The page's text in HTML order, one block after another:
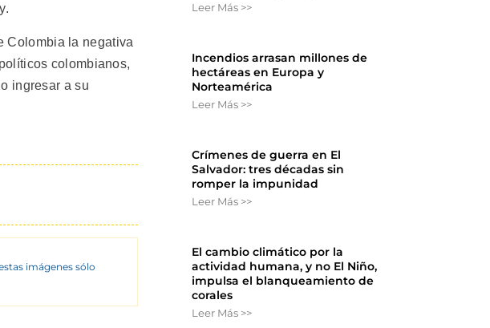
Colombia la negativa
colombianos,
ingresar a su
imágenes sólo
Leer Más >>
Incendios arrasan millones de
hectáreas en Europa y
Norteamérica
Leer Más >>
Crímenes de guerra en El
Salvador: tres décadas sin
romper la impunidad
Leer Más >>
El cambio climático por la
actividad humana, y no El Niño,
impulsa el blanqueamiento de
corales
Leer Más >>